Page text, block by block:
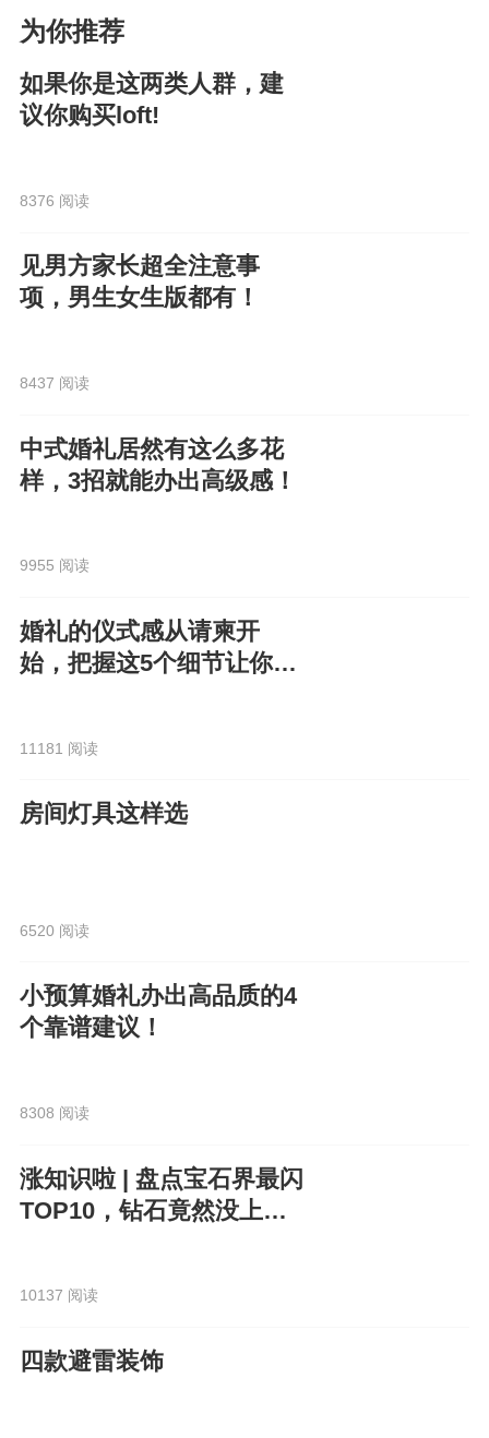
呢，但是还是要经过妈妈亲自试穿来确定效果
y，有关于婚纱照的问题欢迎向我咨询呀~
为你推荐
如果你是这两类人群，建
议你购买loft!
8376 阅读
见男方家长超全注意事
项，男生女生版都有！
8437 阅读
中式婚礼居然有这么多花
样，3招就能办出高级感！
9955 阅读
婚礼的仪式感从请柬开
始，把握这5个细节让你的
11181 阅读
房间灯具这样选
6520 阅读
小预算婚礼办出高品质的4
个靠谱建议！
8308 阅读
涨知识啦 | 盘点宝石界最闪
TOP10，钻石竟然没上
10137 阅读
四款避雷装饰